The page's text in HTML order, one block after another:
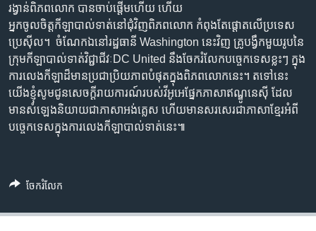
សម្ព័ន្ធ​
រំលង​
និង​
ចូល​
ទៅ​
កាន់​
ទំព័រ​
ស្វែង​
Khmer English
បណ្តាញ​សង្គម
ភាសា
រង្វាន់​ពិភពលោក បាន​ចាប់ផ្តើម​ហើយ ហើយ​
អ្នកចូលចិត្ត​កីឡា​បាល់ទាត់​នៅ​ជុំវិញ​ពិភពលោក កំពុងតែ​ផ្តោត​លើ​ប្រទេស​
ប្រេស៊ីល។ ចំណែក​ឯ​នៅ​រដ្ឋធានី Washington នេះ​វិញ គ្រូ​បង្វឹក​មួយ​រូប​នៃ​
ក្រុម​កីឡា​បាល់ទាត់​វិជ្ជាជីវៈ​DC United នឹង​ចែក​រំលែក​បច្ចេកទេស​ខ្លះៗ ក្នុង​
ការលេង​កីឡា​ដ៏​មាន​ប្រជា​ប្រិយ​ភាព​បំផុត​ក្នុង​ពិភពលោក​នេះ។ តទៅ​នេះ
យើង​ខ្ញុំ​សូម​ជូន​សេចក្តី​រាយការណ៍​របស់​វីអូអេ​ផ្នែក​ភាសា​ឥណ្ឌូនេស៊ី ដែល​
មាន​សំឡេង​និយាយ​ជា​ភាសា​អង់គ្លេស ហើយ​មាន​សរសេរ​ជា​ភាសា​ខ្មែរ​អំពី​
បច្ចេកទេស​ក្នុង​ការ​លេង​កីឡា​បាល់ទាត់​នេះ៕
ចែករំលែក